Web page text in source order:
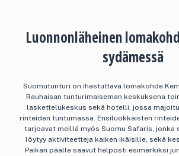
Luonnonläheinen
sydämessä
Suomutunturi on ihastuttava lomakohde
Rauhaisan tunturimaiseman keskuksena
laskettelukeskus sekä hotelli, jossa
rinteiden tuntumassa. Ensiluokkaisten
tarjoavat meillä myös Suomu Safaris, jonka
löytyy aktiviteetteja kaiken ikäisille, sekä
Paikan päälle saavut helposti esimerkiksi